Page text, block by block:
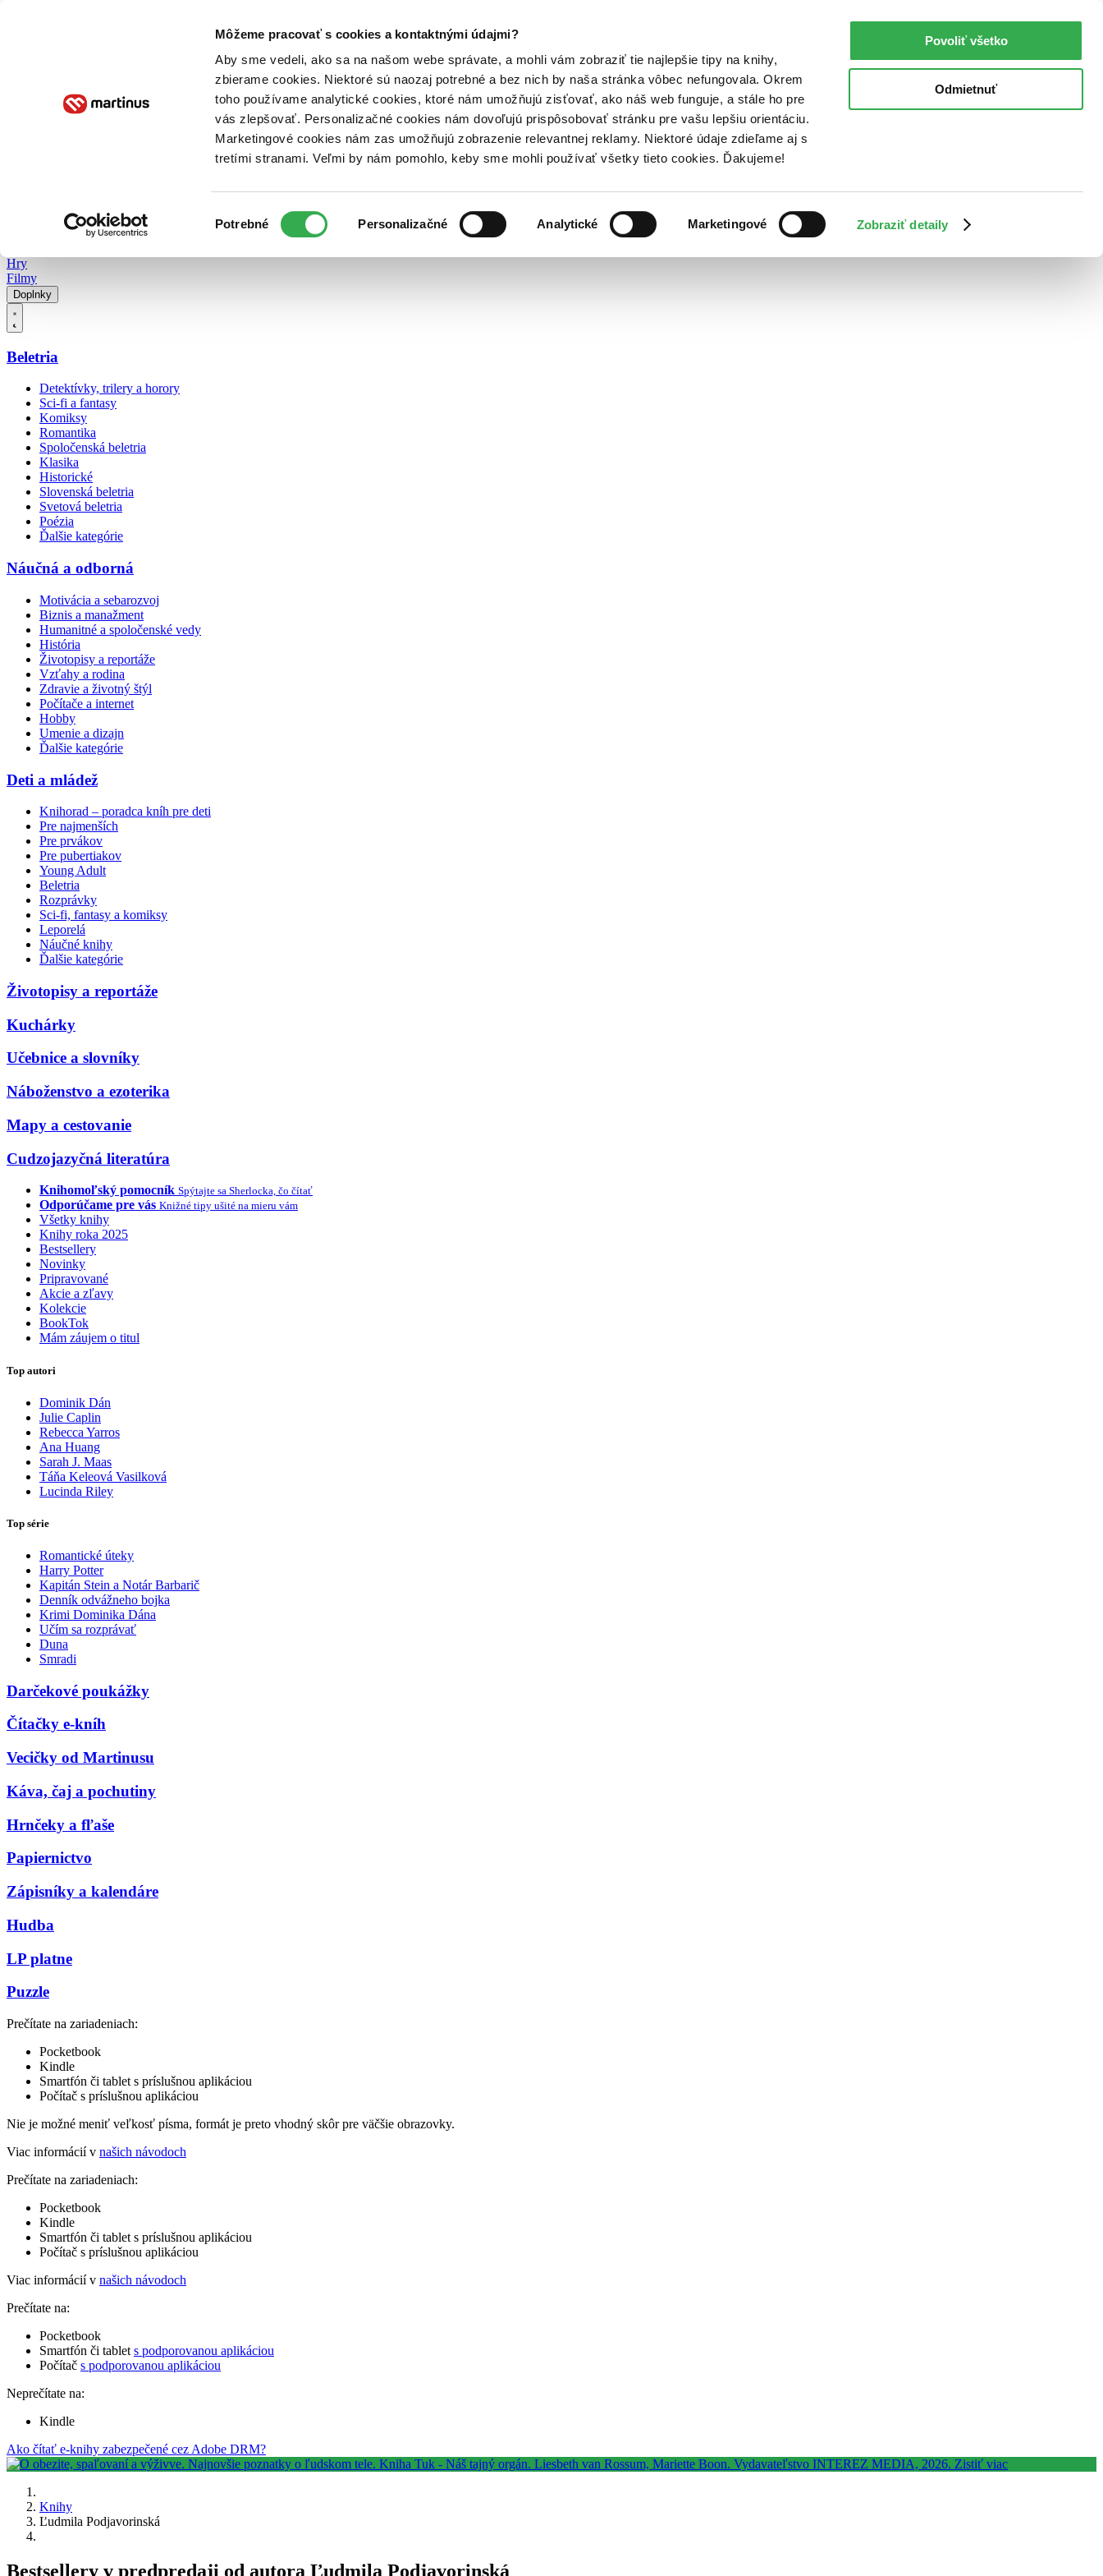
Môžeme pracovať s cookies a kontaktnými údajmi?
Aby sme vedeli, ako sa na našom webe správate, a mohli vám zobraziť tie najlepšie tipy na knihy,
zbierame cookies. Niektoré sú naozaj potrebné a bez nich by naša stránka vôbec nefungovala. Okrem
toho používame analytické cookies, ktoré nám umožňujú zisťovať, ako náš web funguje, a stále ho pre
vás zlepšovať. Personalizačné cookies nám dovoľujú prispôsobovať stránku pre vašu lepšiu orientáciu.
Marketingové cookies nám zas umožňujú zobrazenie relevantnej reklamy. Niektoré údaje zdieľame aj s
tretími stranami. Veľmi by nám pomohlo, keby sme mohli používať všetky tieto cookies. Ďakujeme!
súhlasu
Potrebné Personalizačné Analytické Marketingové Zobraziť detaily
Povoliť všetko
Odmietnuť
Poukážky Kontakt
Hry
Filmy
Doplnky
Beletria
Detektívky, trilery a horory
Sci-fi a fantasy
Komiksy
Romantika
Spoločenská beletria
Klasika
Historické
Slovenská beletria
Svetová beletria
Poézia
Ďalšie kategórie
Náučná a odborná
Motivácia a sebarozvoj
Biznis a manažment
Humanitné a spoločenské vedy
História
Životopisy a reportáže
Vzťahy a rodina
Zdravie a životný štýl
Počítače a internet
Hobby
Umenie a dizajn
Ďalšie kategórie
Deti a mládež
Knihorad – poradca kníh pre deti
Pre najmenších
Pre prvákov
Pre pubertiakov
Young Adult
Beletria
Rozprávky
Sci-fi, fantasy a komiksy
Leporelá
Náučné knihy
Ďalšie kategórie
Životopisy a reportáže
Kuchárky
Učebnice a slovníky
Náboženstvo a ezoterika
Mapy a cestovanie
Cudzojazyčná literatúra
Knihomoľský pomocník Spýtajte sa Sherlocka, čo čítať
Odporúčame pre vás Knižné tipy ušité na mieru vám
Všetky knihy
Knihy roka 2025
Bestsellery
Novinky
Pripravované
Akcie a zľavy
Kolekcie
BookTok
Mám záujem o titul
Top autori
Dominik Dán
Julie Caplin
Rebecca Yarros
Ana Huang
Sarah J. Maas
Táňa Keleová Vasilková
Lucinda Riley
Top série
Romantické úteky
Harry Potter
Kapitán Stein a Notár Barbarič
Denník odvážneho bojka
Krimi Dominika Dána
Učím sa rozprávať
Duna
Smradi
Darčekové poukážky
Čítačky e-kníh
Vecičky od Martinusu
Káva, čaj a pochutiny
Hrnčeky a fľaše
Papiernictvo
Zápisníky a kalendáre
Hudba
LP platne
Puzzle
Prečítate na zariadeniach:
Pocketbook
Kindle
Smartfón či tablet s príslušnou aplikáciou
Počítač s príslušnou aplikáciou
Nie je možné meniť veľkosť písma, formát je preto vhodný skôr pre väčšie obrazovky.
Viac informácií v našich návodoch
Prečítate na zariadeniach:
Pocketbook
Kindle
Smartfón či tablet s príslušnou aplikáciou
Počítač s príslušnou aplikáciou
Viac informácií v našich návodoch
Prečítate na:
Pocketbook
Smartfón či tablet s podporovanou aplikáciou
Počítač s podporovanou aplikáciou
Neprečítate na:
Kindle
Ako čítať e-knihy zabezpečené cez Adobe DRM?
Knihy
Ľudmila Podjavorinská
Bestsellery v predpredaji od autora Ľudmila Podjavorinská